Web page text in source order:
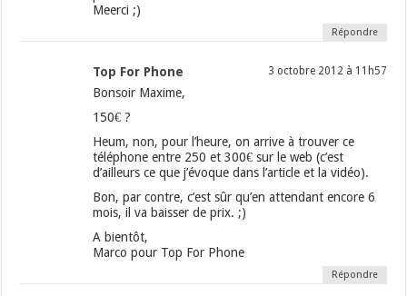
Meerci ;)
Répondre
Top For Phone 3 octobre 2012 à 11h57
Bonsoir Maxime,
150€ ?
Heum, non, pour l’heure, on arrive à trouver ce
téléphone entre 250 et 300€ sur le web (c’est
d’ailleurs ce que j’évoque dans l’article et la vidéo).
Bon, par contre, c’est sûr qu’en attendant encore 6
mois, il va baisser de prix. ;)
A bientôt,
Marco pour Top For Phone
Répondre